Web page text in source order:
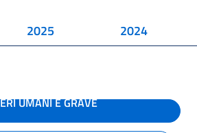
2025 2024
UMANI E GRAVE